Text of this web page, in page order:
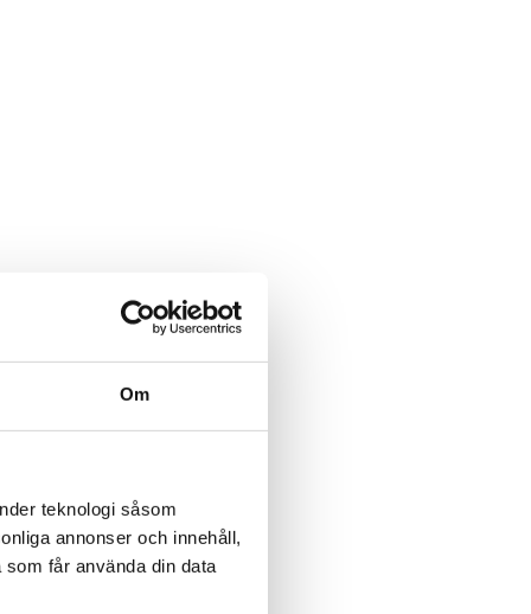
Om
teknologi såsom
annonser och innehåll,
får använda din data